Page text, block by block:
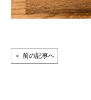
＜ 前の記事へ